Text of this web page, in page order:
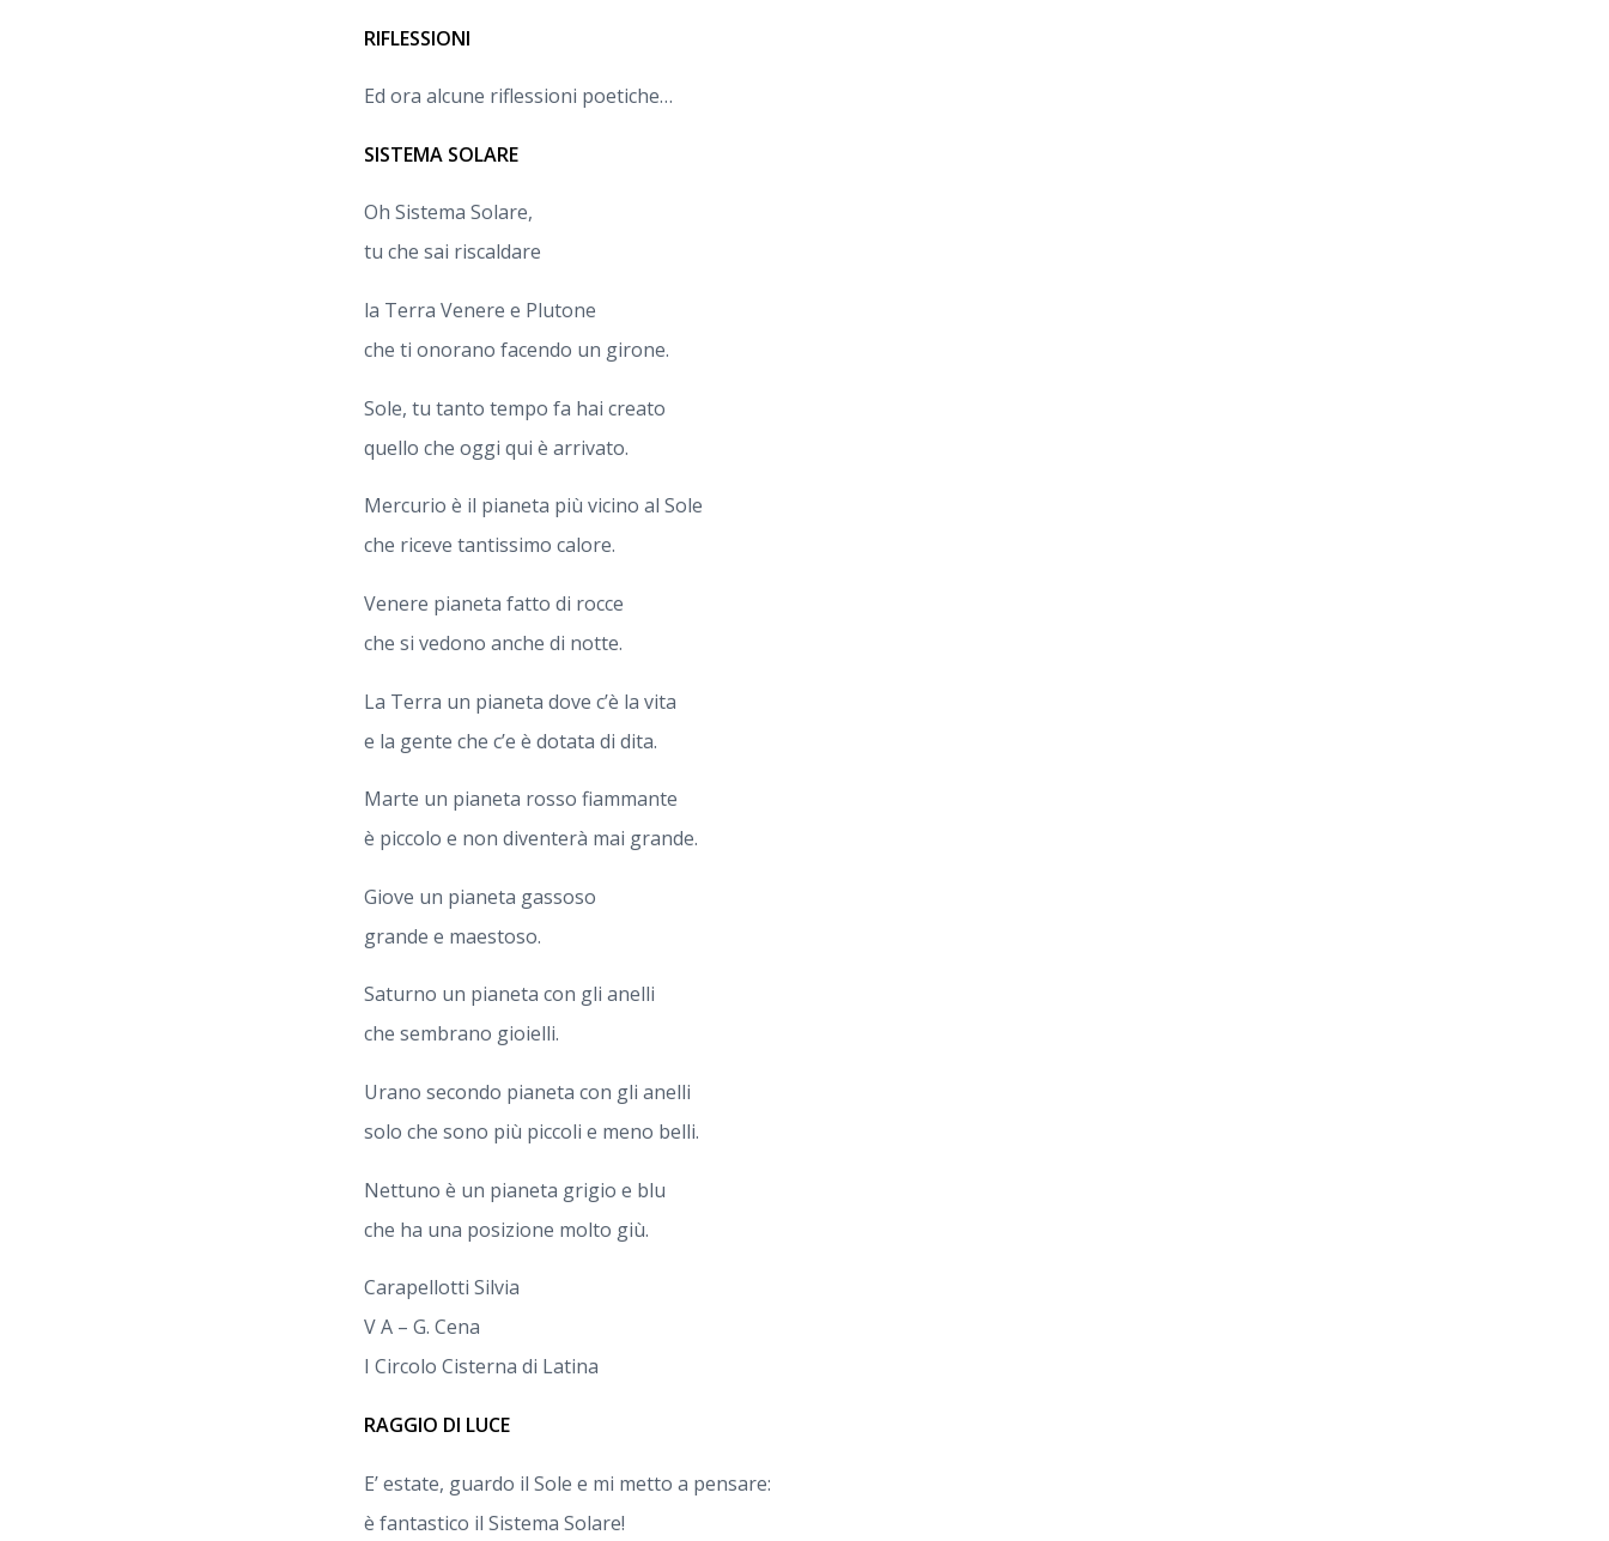
RIFLESSIONI
Ed ora alcune riflessioni poetiche…
SISTEMA SOLARE
Oh Sistema Solare,
tu che sai riscaldare
la Terra Venere e Plutone
che ti onorano facendo un girone.
Sole, tu tanto tempo fa hai creato
quello che oggi qui è arrivato.
Mercurio è il pianeta più vicino al Sole
che riceve tantissimo calore.
Venere pianeta fatto di rocce
che si vedono anche di notte.
La Terra un pianeta dove c’è la vita
e la gente che c’e è dotata di dita.
Marte un pianeta rosso fiammante
è piccolo e non diventerà mai grande.
Giove un pianeta gassoso
grande e maestoso.
Saturno un pianeta con gli anelli
che sembrano gioielli.
Urano secondo pianeta con gli anelli
solo che sono più piccoli e meno belli.
Nettuno è un pianeta grigio e blu
che ha una posizione molto giù.
Carapellotti Silvia
V A – G. Cena
I Circolo Cisterna di Latina
RAGGIO DI LUCE
E’ estate, guardo il Sole e mi metto a pensare:
è fantastico il Sistema Solare!